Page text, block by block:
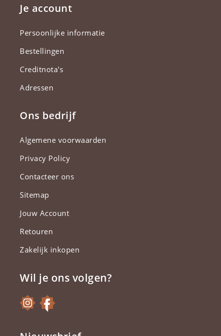
Je account
Persoonlijke informatie
Bestellingen
Creditnota's
Adressen
Ons bedrijf
Algemene voorwaarden
Privacy Policy
Contacteer ons
Sitemap
Jouw Account
Retouren
Zakelijk inkopen
Wil je ons volgen?